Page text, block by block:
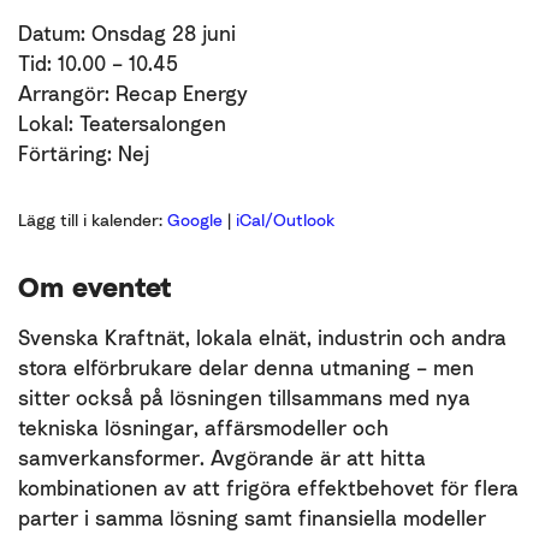
Datum: Onsdag 28 juni
Tid: 10.00 – 10.45
Arrangör: Recap Energy
Lokal: Teatersalongen
Förtäring: Nej
Lägg till i kalender: Google | iCal/Outlook
Om eventet
Svenska Kraftnät, lokala elnät, industrin och andra
stora elförbrukare delar denna utmaning – men
sitter också på lösningen tillsammans med nya
tekniska lösningar, affärsmodeller och
samverkansformer. Avgörande är att hitta
kombinationen av att frigöra effektbehovet för flera
parter i samma lösning samt finansiella modeller